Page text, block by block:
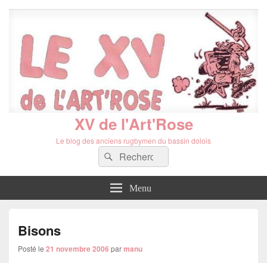
XV de l'Art'Rose
Le blog des anciens rugbymen du bassin dolois
Recherche :
Rechercher
Menu
Bisons
Posté le 21 novembre 2006 parmanu